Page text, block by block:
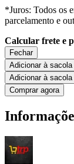
*Juros: Todos os
parcelamento e
Calcular frete e
Fechar
Adicionar à sacola
Adicionar à sacola
Comprar agora